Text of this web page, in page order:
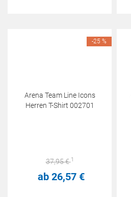
Arena Team Line Icons
Herren T-Shirt 002701
37,95€ 1
ab 26,57 €
-25 %